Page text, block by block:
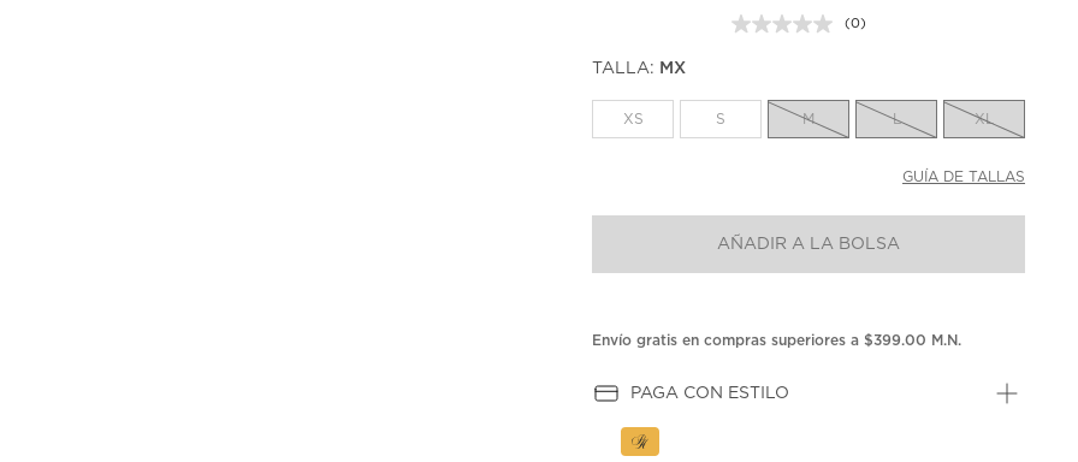
Sin
la
misma
(0)
TALLA: MX
XS S M L XL
GUÍA DE TALLAS
AÑADIR A LA BOLSA
Envío gratis en compras superiores a $399.00 M.N.
PAGA CON ESTILO